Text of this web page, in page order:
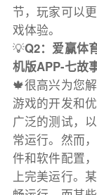
节，玩家可以
戏体验。
💡Q2：爱赢体
机版APP-七故
🍁很高兴为您
游戏的开发和
广泛的测试，
常运行。然而
件和软件配置
上完美运行。